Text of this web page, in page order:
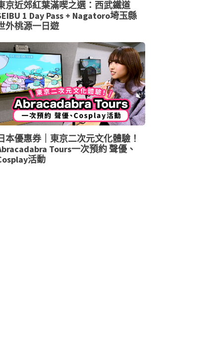
京近郊紅葉滿喫之選：西武鐵道
1 Day Pass + Nagatoro埼玉縣
外桃源一日遊
本優惠券｜東京二次元文化體驗！
Tours一次預約 聲優、
活動